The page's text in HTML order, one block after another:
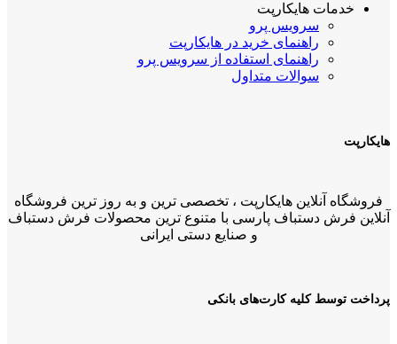
خدمات هایکارپت
سرویس پرو
راهنمای خرید در هایکارپت
راهنمای استفاده از سرویس پرو
سوالات متداول
هایکارپت
فروشگاه آنلاین هایکارپت ، تخصصی ترین و به روز ترین فروشگاه
آنلاین فرش دستباف پارسی با متنوع ترین محصولات فرش دستباف
و صنایع دستی ایرانی
پرداخت توسط کلیه کارت‌های بانکی